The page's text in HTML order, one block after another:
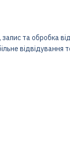
та обробка
відвідування